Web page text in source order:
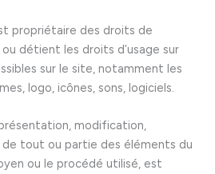
propriétaire des droits de
détient les droits d’usage sur
sur le site, notamment les
logo, icônes, sons, logiciels.
modification,
tout ou partie des éléments du
ou le procédé utilisé, est